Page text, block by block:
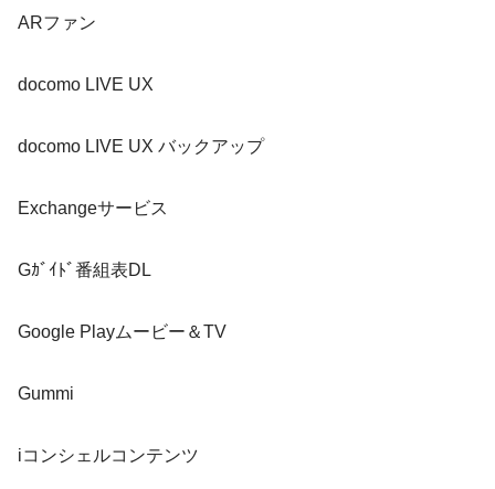
ARファン
docomo LIVE UX
docomo LIVE UX バックアップ
Exchangeサービス
Gｶﾞｲﾄﾞ番組表DL
Google Playムービー＆TV
Gummi
iコンシェルコンテンツ